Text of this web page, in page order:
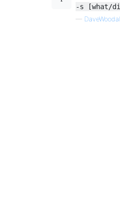
-s [what/
—